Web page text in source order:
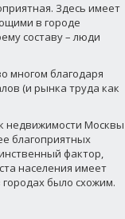
Здесь имеет
в городе
составу – люди
многом благодаря
(и рынка труда как
недвижимости Москвы
благоприятных
фактор,
населения имеет
было схожим.